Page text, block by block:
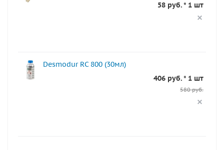
58 руб. * 1 шт
Desmodur RC 800 (30мл)
406 руб. * 1 шт
580 руб.